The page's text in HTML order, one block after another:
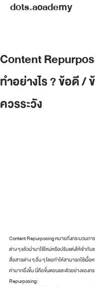
dots.academy
Content
ทำอย่างไร ? ข้อดี /
ควรระวัง
Content Repurposing หมายถึงกระบวนก
ต่าง ๆ แล้วนำมาใช้ใหม่หรือปรับแต่งให้เข้า
สื่อสารต่าง ๆ อื่น ๆ โดยทำให้สามารถใช้เนื้อ
ค่ามากยิ่งขึ้น นี่คือขั้นตอนและตัวอย่างของก
Repurposing: